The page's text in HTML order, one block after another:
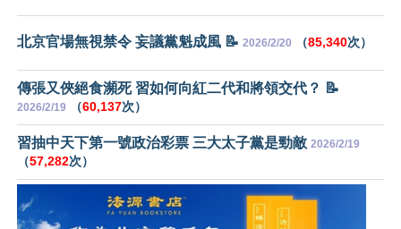
北京官場無視禁令 妄議黨魁成風 📝 2026/2/20 （85,340次）
傳張又俠絕食瀕死 習如何向紅二代和將領交代？ 📝
2026/2/19 （60,137次）
習抽中天下第一號政治彩票 三大太子黨是勁敵 2026/2/19
（57,282次）